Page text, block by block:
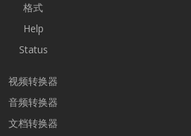
格式
Help
Status
视频转换器
音频转换器
文档转换器